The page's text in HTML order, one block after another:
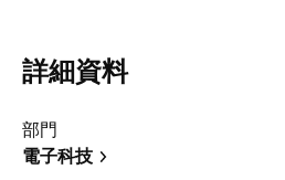
詳細資料
部門
電子科技